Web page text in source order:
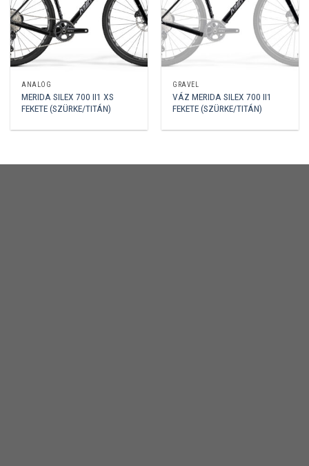
ANALÓG
MERIDA SILEX 700 II1 XS
FEKETE (SZÜRKE/TITÁN)
GRAVEL
VÁZ MERIDA SILEX 700 II1
FEKETE (SZÜRKE/TITÁN)